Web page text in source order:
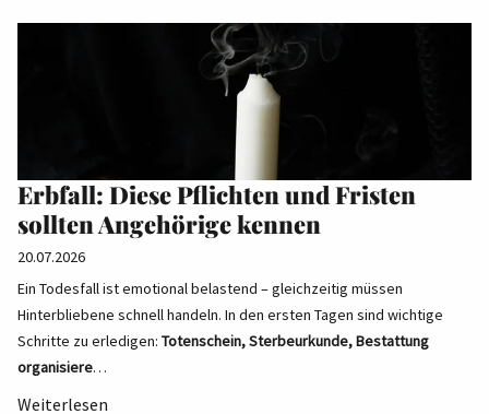
Erbfall: Diese Pflichten und Fristen
sollten Angehörige kennen
20.07.2026
Ein Todesfall ist emotional belastend – gleichzeitig müssen
Hinterbliebene schnell handeln. In den ersten Tagen sind wichtige
Schritte zu erledigen: Totenschein, Sterbeurkunde, Bestattung
organisiere…
Weiterlesen